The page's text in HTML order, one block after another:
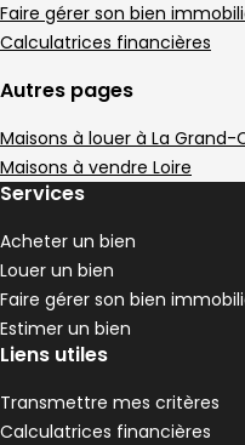
Lorette - 42420
Maison • 5 pièces • 121 m²
DPE :
D 3 chambres
112 m² 6
Aller à l'image
Aller à l'image
Aller à l'image
Aller à l'image
Aller à l'image
Faire gérer son bien
Calculatrices financières
Autres pages
Maisons à louer à La Grand-
Maisons à vendre Loire
Services
Acheter un bien
Louer un bien
Faire gérer son bien
Estimer un bien
Liens utiles
Transmettre mes critères
Calculatrices financières